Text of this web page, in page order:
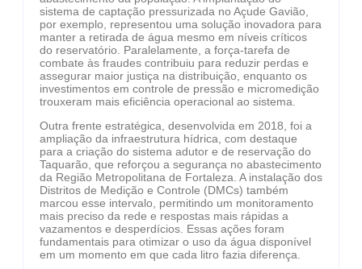
sistema de captação pressurizada no Açude Gavião,
por exemplo, representou uma solução inovadora para
manter a retirada de água mesmo em níveis críticos
do reservatório. Paralelamente, a força-tarefa de
combate às fraudes contribuiu para reduzir perdas e
assegurar maior justiça na distribuição, enquanto os
investimentos em controle de pressão e micromedição
trouxeram mais eficiência operacional ao sistema.
Outra frente estratégica, desenvolvida em 2018, foi a
ampliação da infraestrutura hídrica, com destaque
para a criação do sistema adutor e de reservação do
Taquarão, que reforçou a segurança no abastecimento
da Região Metropolitana de Fortaleza. A instalação dos
Distritos de Medição e Controle (DMCs) também
marcou esse intervalo, permitindo um monitoramento
mais preciso da rede e respostas mais rápidas a
vazamentos e desperdícios. Essas ações foram
fundamentais para otimizar o uso da água disponível
em um momento em que cada litro fazia diferença.